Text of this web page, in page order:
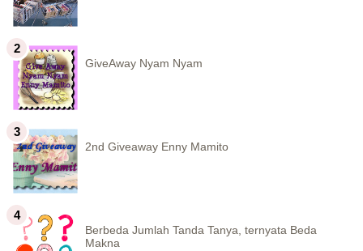
GiveAway Nyam Nyam
2nd Giveaway Enny Mamito
Berbeda Jumlah Tanda Tanya, ternyata Beda
Makna